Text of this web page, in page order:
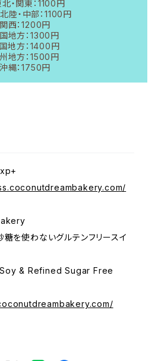
・関東：1100円
陸・中部：1100円
関西：1200円
地方：1300円
地方：1400円
地方：1500円
沖縄：1750円
糖を使わないグルテンフリースイ
& Refined Sugar Free